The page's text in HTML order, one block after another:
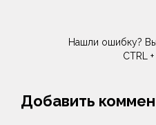
Нашли ошибку?
CTRL
Добавить